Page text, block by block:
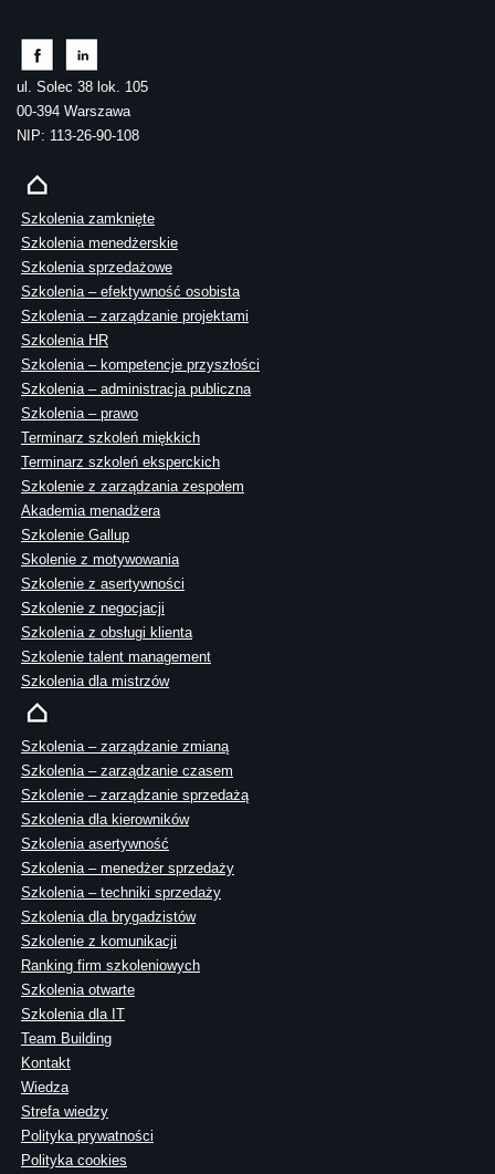
ul. Solec 38 lok. 105
00-394 Warszawa
NIP: 113-26-90-108
Szkolenia zamknięte
Szkolenia menedżerskie
Szkolenia sprzedażowe
Szkolenia – efektywność osobista
Szkolenia – zarządzanie projektami
Szkolenia HR
Szkolenia – kompetencje przyszłości
Szkolenia – administracja publiczna
Szkolenia – prawo
Terminarz szkoleń miękkich
Terminarz szkoleń eksperckich
Szkolenie z zarządzania zespołem
Akademia menadżera
Szkolenie Gallup
Skolenie z motywowania
Szkolenie z asertywności
Szkolenie z negocjacji
Szkolenia z obsługi klienta
Szkolenie talent management
Szkolenia dla mistrzów
Szkolenia – zarządzanie zmianą
Szkolenia – zarządzanie czasem
Szkolenie – zarządzanie sprzedażą
Szkolenia dla kierowników
Szkolenia asertywność
Szkolenia – menedżer sprzedaży
Szkolenia – techniki sprzedaży
Szkolenia dla brygadzistów
Szkolenie z komunikacji
Ranking firm szkoleniowych
Szkolenia otwarte
Szkolenia dla IT
Team Building
Kontakt
Wiedza
Strefa wiedzy
Polityka prywatności
Polityka cookies